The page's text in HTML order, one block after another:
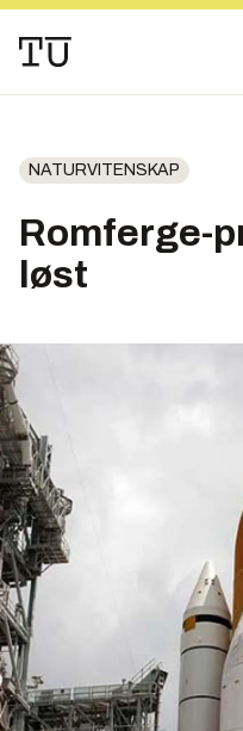
NATURVITENSKAP
Romferge-
løst